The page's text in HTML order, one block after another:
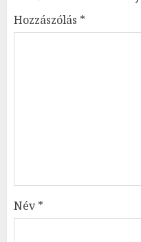
Hozzászólás *
Név*